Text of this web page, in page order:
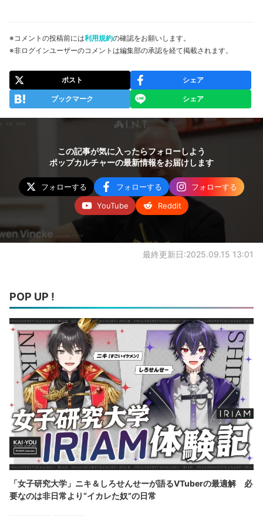
※コメントの投稿前には利用規約の確認をお願いします。
※非ログインユーザーのコメントは編集部の承認を経て掲載されます。
ポスト シェア
ブックマーク シェア
この記事が気に入ったらフォローしよう
ポップカルチャーの最新情報をお届けします
フォローする フォローする
フォローする
YouTube
Reddit
最終更新日:2025.09.15 13:01
POP UP !
「女子研究大学」ニキ＆しろせんせーが語るVTuberの最適解 必
要なのは非日常より“イカレた奴”の日常